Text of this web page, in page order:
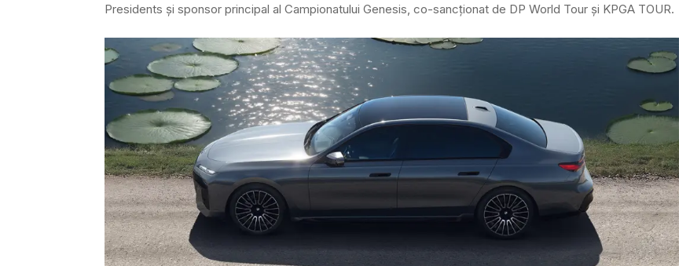
Presidents și sponsor principal al Campionatului Genesis, co-sancționat de DP World Tour și KPGA TOUR.